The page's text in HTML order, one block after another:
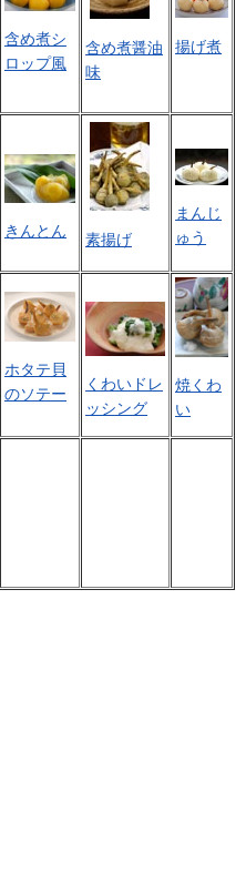
含め煮シ
ロップ風
含め煮醤油
味
揚げ煮
きんとん 素揚げ
まんじ
ゅう
ホタテ貝
のソテー
くわいドレ
ッシング
焼くわ
い